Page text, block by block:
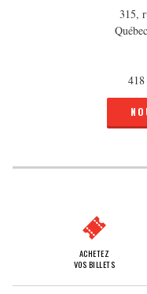
315,
ACHETEZ
VOS BILLETS